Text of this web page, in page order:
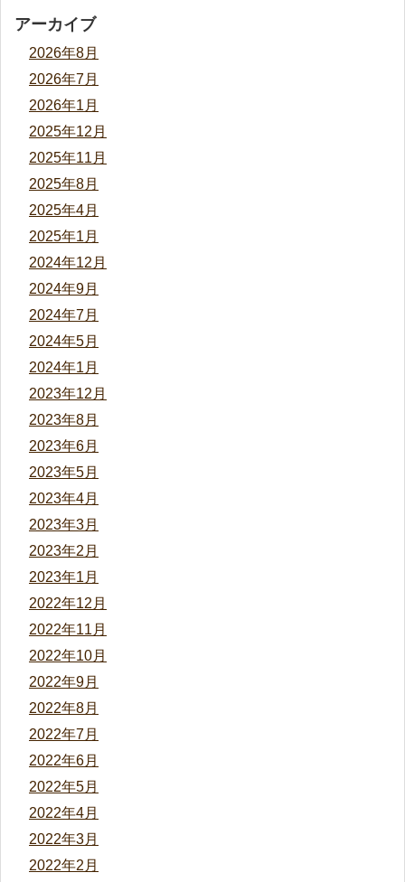
アーカイブ
2026年8月
2026年7月
2026年1月
2025年12月
2025年11月
2025年8月
2025年4月
2025年1月
2024年12月
2024年9月
2024年7月
2024年5月
2024年1月
2023年12月
2023年8月
2023年6月
2023年5月
2023年4月
2023年3月
2023年2月
2023年1月
2022年12月
2022年11月
2022年10月
2022年9月
2022年8月
2022年7月
2022年6月
2022年5月
2022年4月
2022年3月
2022年2月